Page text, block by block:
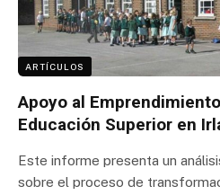
ARTÍCULOS
Apoyo al
Educación Superior en
Este informe presenta un
sobre el proceso de